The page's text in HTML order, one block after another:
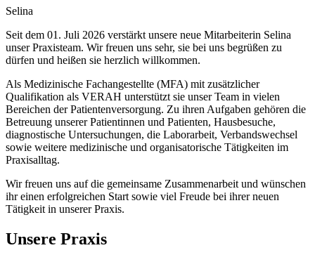
Selina
Seit dem 01. Juli 2026 verstärkt unsere neue Mitarbeiterin Selina
unser Praxisteam. Wir freuen uns sehr, sie bei uns begrüßen zu
dürfen und heißen sie herzlich willkommen.
Als Medizinische Fachangestellte (MFA) mit zusätzlicher
Qualifikation als VERAH unterstützt sie unser Team in vielen
Bereichen der Patientenversorgung. Zu ihren Aufgaben gehören die
Betreuung unserer Patientinnen und Patienten, Hausbesuche,
diagnostische Untersuchungen, die Laborarbeit, Verbandswechsel
sowie weitere medizinische und organisatorische Tätigkeiten im
Praxisalltag.
Wir freuen uns auf die gemeinsame Zusammenarbeit und wünschen
ihr einen erfolgreichen Start sowie viel Freude bei ihrer neuen
Tätigkeit in unserer Praxis.
Unsere Praxis